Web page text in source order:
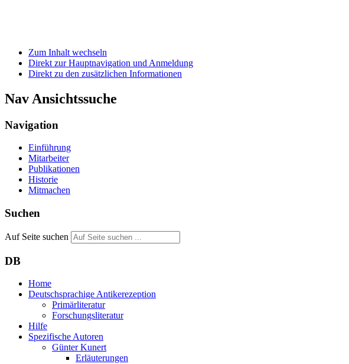
Zum Inhalt wechseln
Direkt zur Hauptnavigation und Anmeldung
Direkt zu den zusätzlichen Informationen
Nav Ansichtssuche
Navigation
Einführung
Mitarbeiter
Publikationen
Historie
Mitmachen
Suchen
Auf Seite suchen
DB
Home
Deutschsprachige Antikerezeption
Primärliteratur
Forschungsliteratur
Hilfe
Spezifische Autoren
Günter Kunert
Erläuterungen